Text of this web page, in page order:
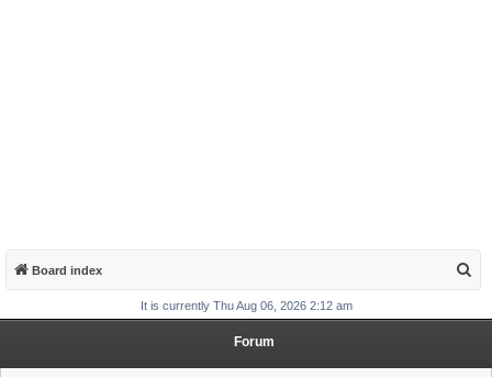
Board index
a
It is currently Thu Aug 06, 2026 2:12 am
Forum